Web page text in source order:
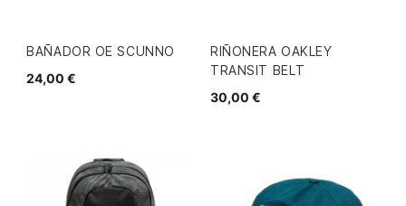
BAÑADOR OE SCUNNO
24,00 €
RIÑONERA OAKLEY
TRANSIT BELT
30,00 €